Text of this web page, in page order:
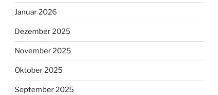
Januar 2026
Dezember 2025
November 2025
Oktober 2025
September 2025